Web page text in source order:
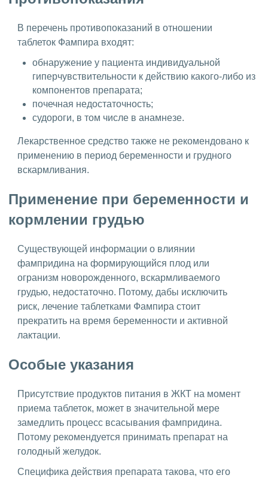
В перечень противопоказаний в отношении
таблеток Фампира входят:
обнаружение у пациента индивидуальной
гиперчувствительности к действию какого-либо из
компонентов препарата;
почечная недостаточность;
судороги, в том числе в анамнезе.
Лекарственное средство также не рекомендовано к
применению в период беременности и грудного
вскармливания.
Применение при беременности и
кормлении грудью
Существующей информации о влиянии
фампридина на формирующийся плод или
огранизм новорожденного, вскармливаемого
грудью, недостаточно. Потому, дабы исключить
риск, лечение таблетками Фампира стоит
прекратить на время беременности и активной
лактации.
Особые указания
Присутствие продуктов питания в ЖКТ на момент
приема таблеток, может в значительной мере
замедлить процесс всасывания фампридина.
Потому рекомендуется принимать препарат на
голодный желудок.
Специфика действия препарата такова, что его